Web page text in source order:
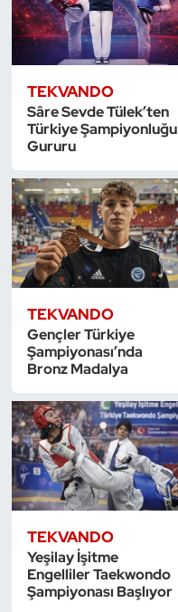
TEKVANDO
Sâre Sevde Tülek’ten
Türkiye Şampiyonluğu
Gururu
TEKVANDO
Gençler Türkiye
Şampiyonası’nda
Bronz Madalya
TEKVANDO
Yeşilay İşitme
Engelliler Taekwondo
Şampiyonası Başlıyor